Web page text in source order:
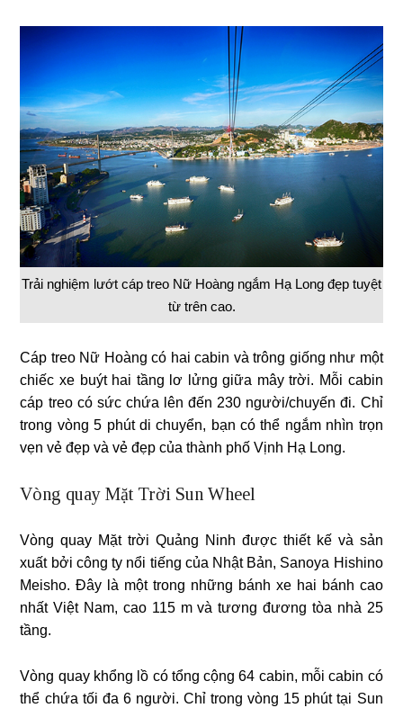
Trải nghiệm lướt cáp treo Nữ Hoàng ngắm Hạ Long đẹp tuyệt
từ trên cao.
Cáp treo Nữ Hoàng có hai cabin và trông giống như một
chiếc xe buýt hai tầng lơ lửng giữa mây trời. Mỗi cabin
cáp treo có sức chứa lên đến 230 người/chuyến đi. Chỉ
trong vòng 5 phút di chuyển, bạn có thể ngắm nhìn trọn
vẹn vẻ đẹp và vẻ đẹp của thành phố Vịnh Hạ Long.
Vòng quay Mặt Trời Sun Wheel
Vòng quay Mặt trời Quảng Ninh được thiết kế và sản
xuất bởi công ty nổi tiếng của Nhật Bản, Sanoya Hishino
Meisho. Đây là một trong những bánh xe hai bánh cao
nhất Việt Nam, cao 115 m và tương đương tòa nhà 25
tầng.
Vòng quay khổng lồ có tổng cộng 64 cabin, mỗi cabin có
thể chứa tối đa 6 người. Chỉ trong vòng 15 phút tại Sun